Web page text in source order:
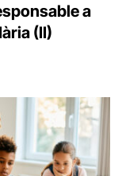
a
(II)